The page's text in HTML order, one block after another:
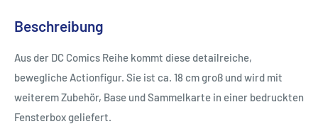
Beschreibung
Aus der DC Comics Reihe kommt diese detailreiche,
bewegliche Actionfigur. Sie ist ca. 18 cm groß und wird mit
weiterem Zubehör, Base und Sammelkarte in einer bedruckten
Fensterbox geliefert.